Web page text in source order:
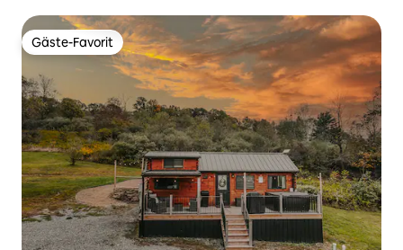
Gäste-Favorit
Gäste-Favorit